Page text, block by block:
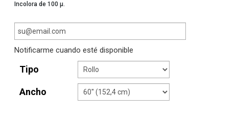
Incolora de 100 µ.
Notificarme cuando esté disponible
Tipo
Ancho